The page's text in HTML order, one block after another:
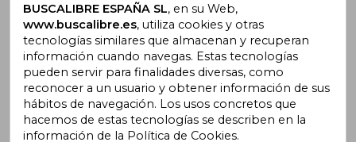
¿Necesitas ayuda?
BUSCALIBRE ESPAÑA SL, en su Web,
www.buscalibre.es, utiliza cookies y otras
tecnologías similares que almacenan y recuperan
información cuando navegas. Estas tecnologías
pueden servir para finalidades diversas, como
reconocer a un usuario y obtener información de sus
hábitos de navegación. Los usos concretos que
hacemos de estas tecnologías se describen en la
información de la Política de Cookies.